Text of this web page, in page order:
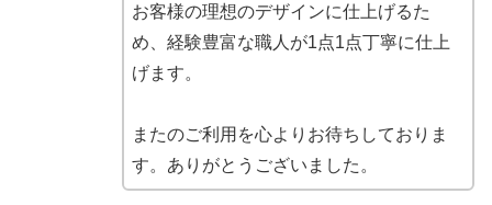
お客様の理想のデザインに仕上げるた
め、経験豊富な職人が1点1点丁寧に仕上
げます。
またのご利用を心よりお待ちしておりま
す。ありがとうございました。